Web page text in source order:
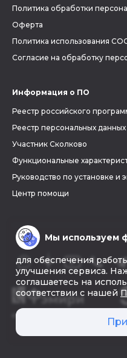
Политика обработки
Оферта
Политика использования
Согласие на обработку
Информация о ПО
Реестр российского
Реестр персональных данных
Участник Сколково
Функциональные
Руководство по установке и
Центр помощи
© 2026 «Фэмири»
Мы используем
для обеспечения
улучшения сервиса.
соглашаетесь на
соответствии с нашей